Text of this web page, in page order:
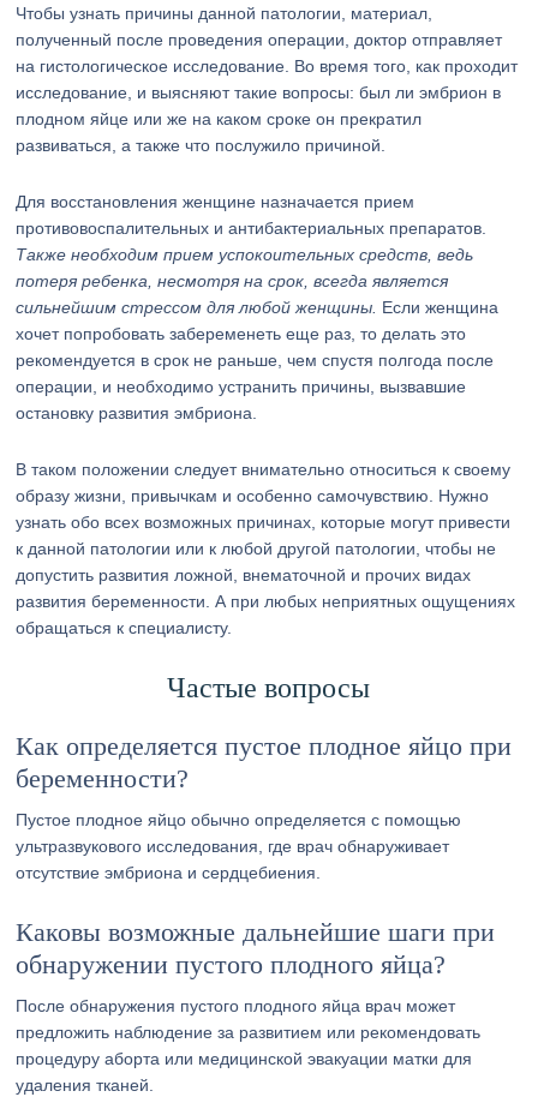
Чтобы узнать причины данной патологии, материал,
полученный после проведения операции, доктор отправляет
на гистологическое исследование. Во время того, как проходит
исследование, и выясняют такие вопросы: был ли эмбрион в
плодном яйце или же на каком сроке он прекратил
развиваться, а также что послужило причиной.
Для восстановления женщине назначается прием
противовоспалительных и антибактериальных препаратов.
Также необходим прием успокоительных средств, ведь
потеря ребенка, несмотря на срок, всегда является
сильнейшим стрессом для любой женщины. Если женщина
хочет попробовать забеременеть еще раз, то делать это
рекомендуется в срок не раньше, чем спустя полгода после
операции, и необходимо устранить причины, вызвавшие
остановку развития эмбриона.
В таком положении следует внимательно относиться к своему
образу жизни, привычкам и особенно самочувствию. Нужно
узнать обо всех возможных причинах, которые могут привести
к данной патологии или к любой другой патологии, чтобы не
допустить развития ложной, внематочной и прочих видах
развития беременности. А при любых неприятных ощущениях
обращаться к специалисту.
Частые вопросы
Как определяется пустое плодное яйцо при
беременности?
Пустое плодное яйцо обычно определяется с помощью
ультразвукового исследования, где врач обнаруживает
отсутствие эмбриона и сердцебиения.
Каковы возможные дальнейшие шаги при
обнаружении пустого плодного яйца?
После обнаружения пустого плодного яйца врач может
предложить наблюдение за развитием или рекомендовать
процедуру аборта или медицинской эвакуации матки для
удаления тканей.